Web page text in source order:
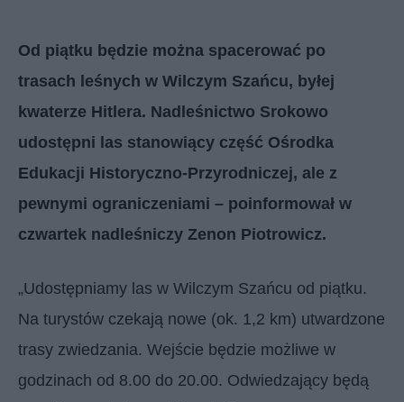
Od piątku będzie można spacerować po
trasach leśnych w Wilczym Szańcu, byłej
kwaterze Hitlera. Nadleśnictwo Srokowo
udostępni las stanowiący część Ośrodka
Edukacji Historyczno-Przyrodniczej, ale z
pewnymi ograniczeniami – poinformował w
czwartek nadleśniczy Zenon Piotrowicz.
„Udostępniamy las w Wilczym Szańcu od piątku.
Na turystów czekają nowe (ok. 1,2 km) utwardzone
trasy zwiedzania. Wejście będzie możliwe w
godzinach od 8.00 do 20.00. Odwiedzający będą